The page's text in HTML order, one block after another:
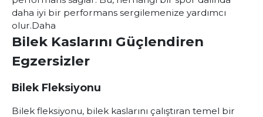
daha iyi bir performans sergilemenize yardımcı
olur.Daha
Bilek Kaslarını Güçlendiren
Egzersizler
Bilek Fleksiyonu
Bilek fleksiyonu, bilek kaslarını çalıştıran temel bir